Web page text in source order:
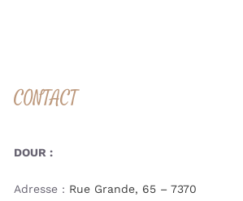
CONTACT
DOUR :
Adresse : Rue Grande, 65 – 7370